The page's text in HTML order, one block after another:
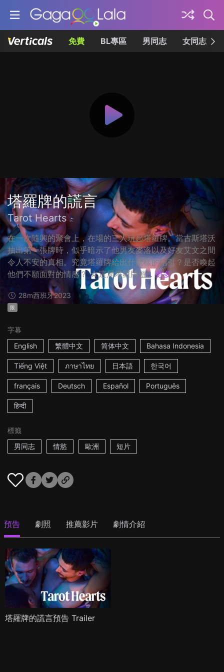
免費 BL專區 男同志 女同志
塔羅牌的謊言
Tarot Hearts
在一次隨興的聚會上，在場的三人玩起塔羅牌。當古斯塔沃
抽出第一張牌時，似乎暗示了他男友麥洛以及好友艾文之間
令人不安的真相。究竟塔羅牌給出什麼樣的指引？是否喚起
他們不願面對的情感？ ☆這局塔羅牌遊... 更多
28m西班牙2023
限
字幕
English
繁體中文 简体中文 Bahasa Indonesia
Tiếng Việt ภาษาไทย 日本語 한국어
français Deutsch Español Português
हिन्दी
標籤
男同志
情慾 歐洲 短片
預告 劇照 推薦影片 劇情介紹
塔羅牌的謊言預告 Trailer